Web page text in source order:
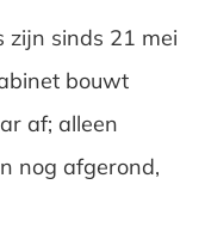
zijn sinds 21 mei
bouwt
af; alleen
nog afgerond,